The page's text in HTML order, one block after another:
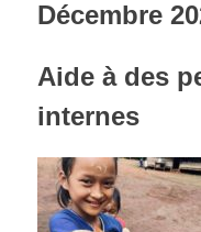
Décembre
Aide à des
internes